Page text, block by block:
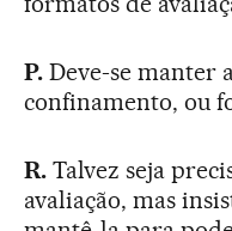
P. Deve-se manter
confinamento, ou
R. Talvez seja
avaliação, mas